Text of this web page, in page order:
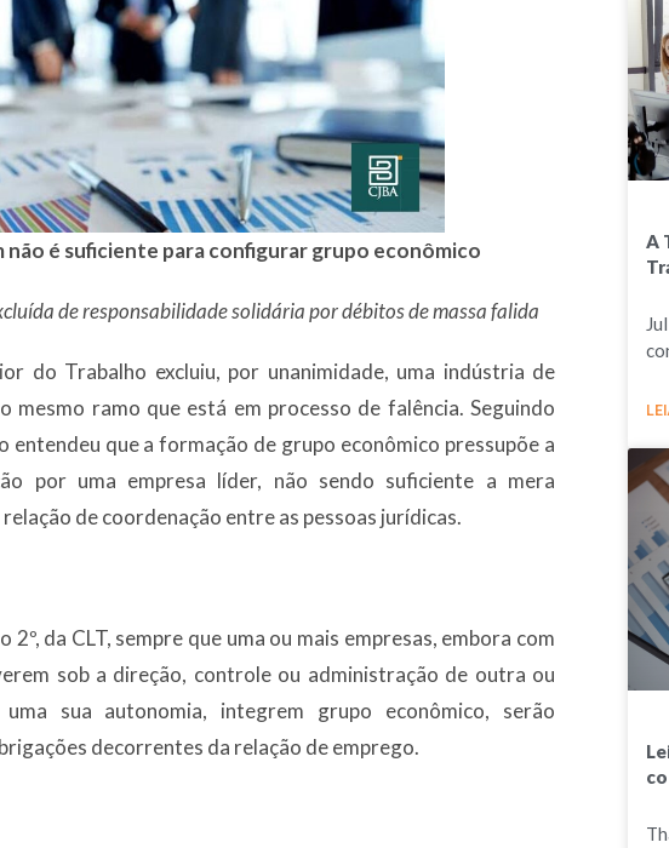
não é suficiente para configurar grupo econômico
de responsabilidade solidária por débitos de massa falida
do Trabalho excluiu, por unanimidade, uma indústria de
mesmo ramo que está em processo de falência. Seguindo
entendeu que a formação de grupo econômico pressupõe a
por uma empresa líder, não sendo suficiente a mera
de coordenação entre as pessoas jurídicas.
da CLT, sempre que uma ou mais empresas, embora com
sob a direção, controle ou administração de outra ou
sua autonomia, integrem grupo econômico, serão
decorrentes da relação de emprego.
A